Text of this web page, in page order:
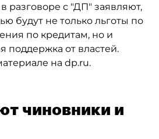
разговоре с "ДП" заявляют,
будут не только льготы по
по кредитам, но и
поддержка от властей.
на dp.ru.
чиновники и